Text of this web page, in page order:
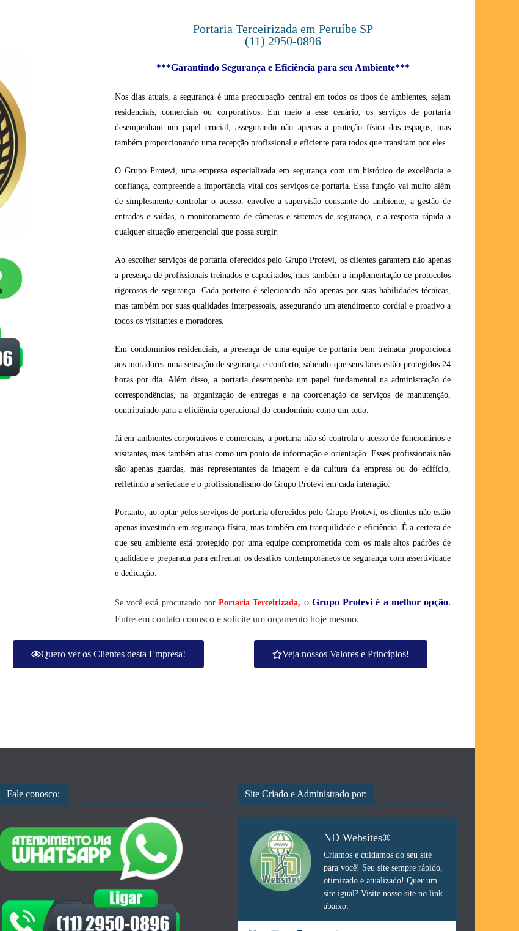
Portaria Terceirizada em Peruíbe SP
(11) 2950-0896
***Garantindo Segurança e Eficiência para seu Ambiente***
Nos dias atuais, a segurança é uma preocupação central em todos os tipos de ambientes, sejam
residenciais, comerciais ou corporativos. Em meio a esse cenário, os serviços de portaria
desempenham um papel crucial, assegurando não apenas a proteção física dos espaços, mas
também proporcionando uma recepção profissional e eficiente para todos que transitam por eles.
O Grupo Protevi, uma empresa especializada em segurança com um histórico de excelência e
confiança, compreende a importância vital dos serviços de portaria. Essa função vai muito além
de simplesmente controlar o acesso: envolve a supervisão constante do ambiente, a gestão de
entradas e saídas, o monitoramento de câmeras e sistemas de segurança, e a resposta rápida a
qualquer situação emergencial que possa surgir.
Ao escolher serviços de portaria oferecidos pelo Grupo Protevi, os clientes garantem não apenas
a presença de profissionais treinados e capacitados, mas também a implementação de protocolos
rigorosos de segurança. Cada porteiro é selecionado não apenas por suas habilidades técnicas,
mas também por suas qualidades interpessoais, assegurando um atendimento cordial e proativo a
todos os visitantes e moradores.
Em condomínios residenciais, a presença de uma equipe de portaria bem treinada proporciona
aos moradores uma sensação de segurança e conforto, sabendo que seus lares estão protegidos 24
horas por dia. Além disso, a portaria desempenha um papel fundamental na administração de
correspondências, na organização de entregas e na coordenação de serviços de manutenção,
contribuindo para a eficiência operacional do condomínio como um todo.
Já em ambientes corporativos e comerciais, a portaria não só controla o acesso de funcionários e
visitantes, mas também atua como um ponto de informação e orientação. Esses profissionais não
são apenas guardas, mas representantes da imagem e da cultura da empresa ou do edifício,
refletindo a seriedade e o profissionalismo do Grupo Protevi em cada interação.
Portanto, ao optar pelos serviços de portaria oferecidos pelo Grupo Protevi, os clientes não estão
apenas investindo em segurança física, mas também em tranquilidade e eficiência. É a certeza de
que seu ambiente está protegido por uma equipe comprometida com os mais altos padrões de
qualidade e preparada para enfrentar os desafios contemporâneos de segurança com assertividade
e dedicação.
Se você está procurando porPortaria Terceirizada, o Grupo Protevi é a melhor opção.
Entre em contato conosco e solicite um orçamento hoje mesmo.
Quero ver os Clientes desta Empresa! Veja nossos Valores e Princípios!
Fale conosco: Site Criado e Administrado por:
ND Websites®
Criamos e cuidamos do seu site
para você! Seu site sempre rápido,
otimizado e atualizado! Quer um
site igual? Visite nosso site no link
abaixo: